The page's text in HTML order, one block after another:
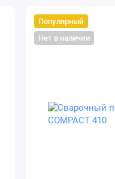
Популярный
Нет в наличии